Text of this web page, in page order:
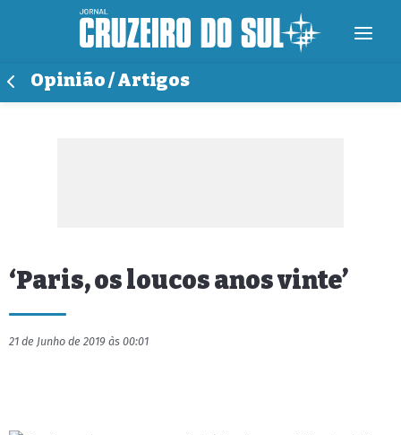
Opinião / Artigos
‘Paris, os loucos anos vinte’
21 de Junho de 2019 às 00:01